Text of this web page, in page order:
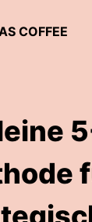
COFFEE